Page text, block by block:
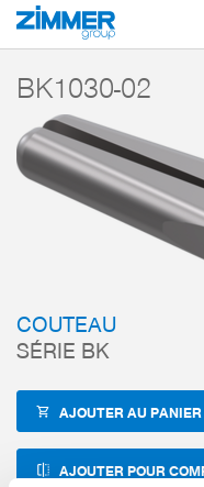
Démarrage Produits
BK1030-02
COUTEAU
SÉRIE BK
AJOUTER AU PANIER
AJOUTER POUR